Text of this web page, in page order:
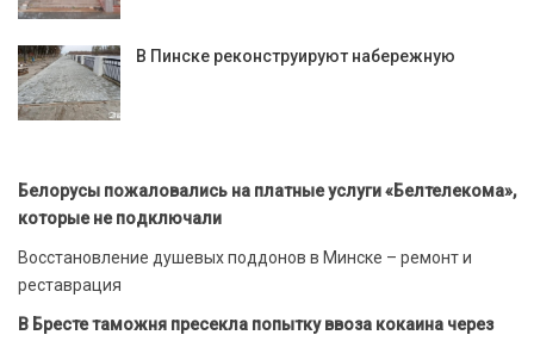
В Пинске реконструируют набережную
Белорусы пожаловались на платные услуги «Белтелекома»,
которые не подключали
Восстановление душевых поддонов в Минске – ремонт и
реставрация
В Бресте таможня пресекла попытку ввоза кокаина через